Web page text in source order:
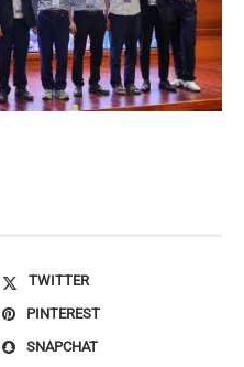
TWITTER
PINTEREST
SNAPCHAT